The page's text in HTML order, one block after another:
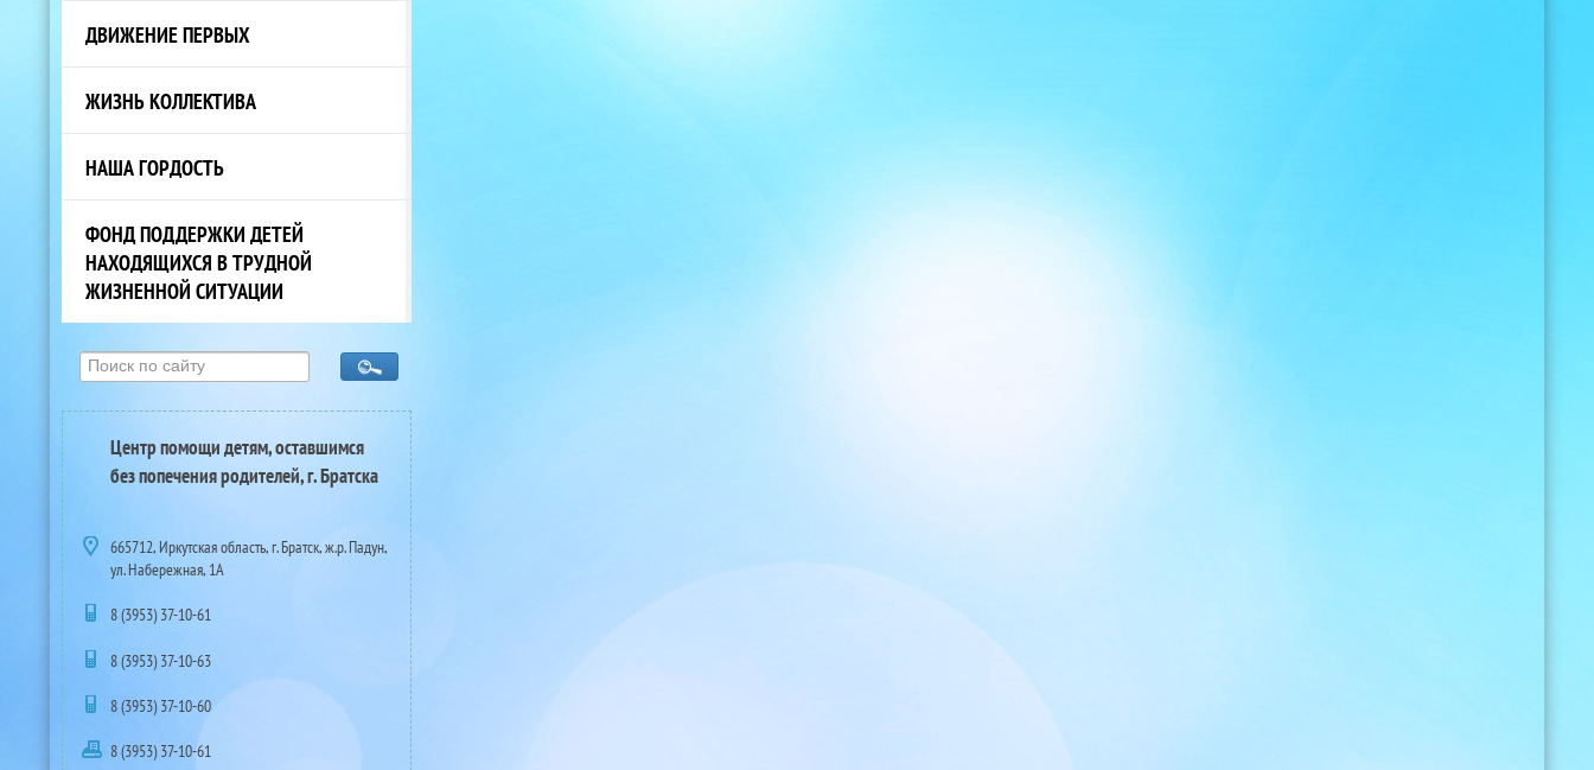
ДВИЖЕНИЕ ПЕРВЫХ
ЖИЗНЬ КОЛЛЕКТИВА
НАША ГОРДОСТЬ
ФОНД ПОДДЕРЖКИ ДЕТЕЙ
НАХОДЯЩИХСЯ В ТРУДНОЙ
ЖИЗНЕННОЙ СИТУАЦИИ
Центр помощи детям, оставшимся
без попечения родителей, г. Братска
665712, Иркутская область, г. Братск, ж.р. Падун,
ул. Набережная, 1А
8 (3953) 37-10-61
8 (3953) 37-10-63
8 (3953) 37-10-60
8 (3953) 37-10-61